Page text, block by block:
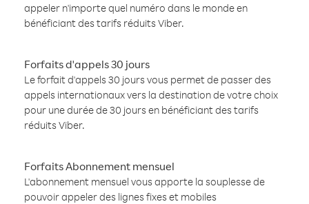
appeler n'importe quel numéro dans le monde en
bénéficiant des tarifs réduits Viber.
Forfaits d'appels 30 jours
Le forfait d'appels 30 jours vous permet de passer des
appels internationaux vers la destination de votre choix
pour une durée de 30 jours en bénéficiant des tarifs
réduits Viber.
Forfaits Abonnement mensuel
L'abonnement mensuel vous apporte la souplesse de
pouvoir appeler des lignes fixes et mobiles